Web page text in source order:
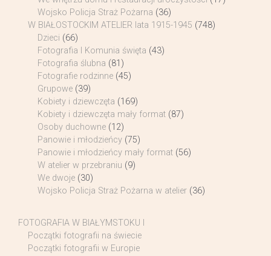
Wojsko Policja Straż Pożarna (36)
W BIAŁOSTOCKIM ATELIER lata 1915-1945 (748)
Dzieci (66)
Fotografia I Komunia święta (43)
Fotografia ślubna (81)
Fotografie rodzinne (45)
Grupowe (39)
Kobiety i dziewczęta (169)
Kobiety i dziewczęta mały format (87)
Osoby duchowne (12)
Panowie i młodzieńcy (75)
Panowie i młodzieńcy mały format (56)
W atelier w przebraniu (9)
We dwoje (30)
Wojsko Policja Straż Pożarna w atelier (36)
FOTOGRAFIA W BIAŁYMSTOKU I
Początki fotografii na świecie
Początki fotografii w Europie